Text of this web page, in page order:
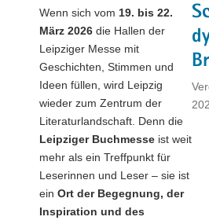
Wirtschaft"
Wenn sich vom 19. bis 22.
März 2026 die Hallen der
Leipziger Messe mit
Geschichten, Stimmen und
Ideen füllen, wird Leipzig
wieder zum Zentrum der
Literaturlandschaft. Denn die
Leipziger Buchmesse ist weit
mehr als ein Treffpunkt für
Leserinnen und Leser – sie ist
ein Ort der Begegnung, der
Inspiration und des